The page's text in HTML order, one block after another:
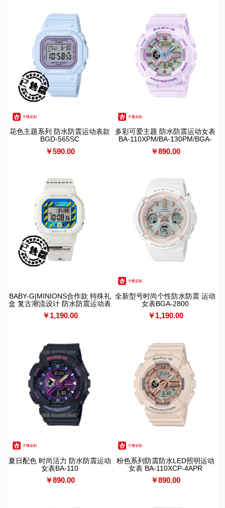
花色主题系列 防水防震运动表款
BGD-565SC
￥590.00
多彩可爱主题 防水防震运动女表
BA-110XPM/BA-130PM/BGA-
￥890.00
BABY-G|MINIONS合作款 特殊礼
盒 复古潮流设计 防水防震运动表
款BGD-501MON21-7PRM
￥1,190.00
全新型号时尚个性防水防震 运动
女表BGA-2800
￥1,190.00
夏日配色 时尚活力 防水防震运动
女表BA-110
￥890.00
粉色系列防震防水LED照明运动
女表 BA-110XCP-4APR
￥890.00